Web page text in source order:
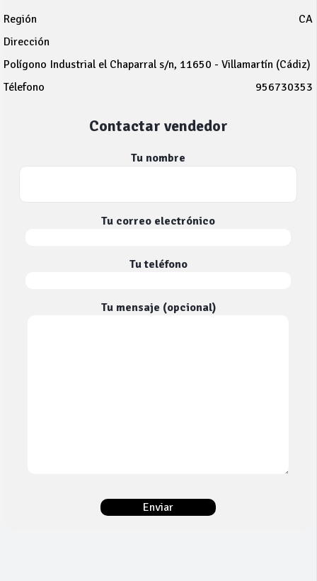
Región
CA
Dirección
Polígono Industrial el Chaparral s/n, 11650 - Villamartín (Cádiz)
Télefono
956730353
Contactar vendedor
Tu nombre
Tu correo electrónico
Tu teléfono
Tu mensaje (opcional)